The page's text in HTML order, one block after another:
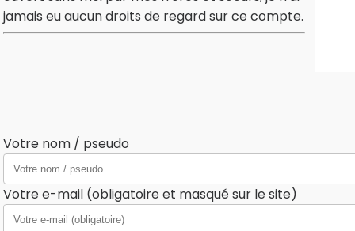
jamais eu aucun droits de regard sur ce compte.
Votre nom / pseudo
Votre e-mail (obligatoire et masqué sur le site)